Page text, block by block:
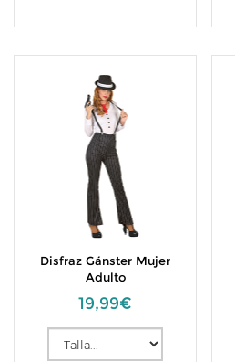
Disfraz Gánster Mujer
Adulto
19,99€